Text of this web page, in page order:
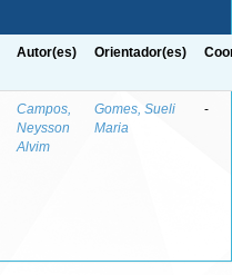
Autor(es) Orientador(es)
Campos,
Neysson
Alvim
Gomes, Sueli
Maria
-